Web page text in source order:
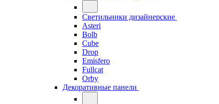
Светильники дизайнерские
Asteri
Bolb
Cube
Drop
Emisfero
Fullcat
Orby
Декоративные панели